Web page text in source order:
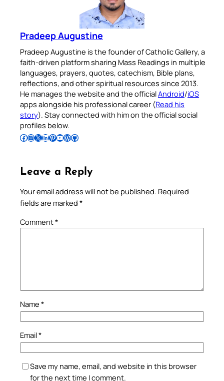
Pradeep Augustine
Pradeep Augustine is the founder of Catholic Gallery, a
faith-driven platform sharing Mass Readings in multiple
languages, prayers, quotes, catechism, Bible plans,
reflections, and other spiritual resources since 2013.
He manages the website and the officialAndroid/iOS
apps alongside his professional career (Read his
story). Stay connected with him on the official social
profiles below.
Follow Pradeep on Facebook Follow Pradeep on InstagramFollow Pradeep on X Follow Pradeep on LinkedIn Follow Pradeep on Pinterest Subscribe to Pradeep’s Youtube Channel Follow Pradeep on WordPress Follow Pradeep on GitHub
Leave a Reply
Your email address will not be published. Required
fields are marked *
Comment*
Name *
Email*
Save my name, email, and website in this browser
for the next time I comment.